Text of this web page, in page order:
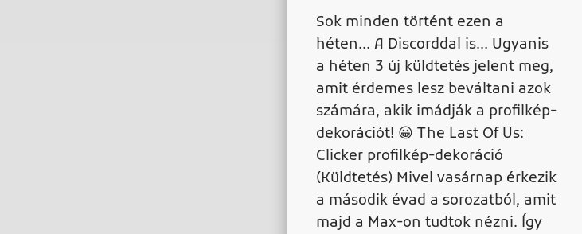
Sok minden történt ezen a
héten… A Discorddal is… Ugyanis
a héten 3 új küldtetés jelent meg,
amit érdemes lesz beváltani azok
számára, akik imádják a profilkép-
dekorációt! 😀 The Last Of Us:
Clicker profilkép-dekoráció
(Küldtetés) Mivel vasárnap érkezik
a második évad a sorozatból, amit
majd a Max-on tudtok nézni. Így